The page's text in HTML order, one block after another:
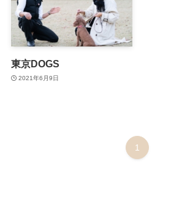
東京DOGS
2021年6月9日
1